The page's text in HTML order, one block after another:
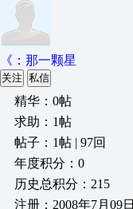
《：那一颗星
关注 私信
精华：0帖
求助：1帖
帖子：1帖 | 97回
年度积分：0
历史总积分：215
注册：2008年7月09日